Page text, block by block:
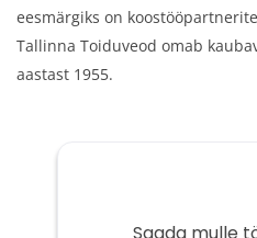
eesmärgiks on
Tallinna Toiduveod omab
aastast 1955.